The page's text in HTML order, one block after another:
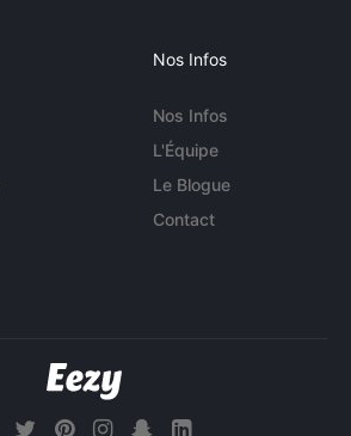
Nos Infos
Nos Infos
L'Équipe
Le Blogue
Contact